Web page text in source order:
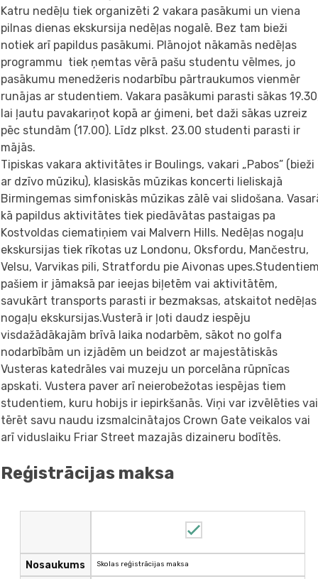
Katru nedēļu tiek organizēti 2 vakara pasākumi un viena
pilnas dienas ekskursija nedēļas nogalē. Bez tam bieži
notiek arī papildus pasākumi. Plānojot nākamās nedēļas
programmu tiek ņemtas vērā pašu studentu vēlmes, jo
pasākumu menedžeris nodarbību pārtraukumos vienmēr
runājas ar studentiem. Vakara pasākumi parasti sākas
lai ļautu pavakariņot kopā ar ģimeni, bet daži sākas uzreiz
pēc stundām (17.00). Līdz plkst. 23.00 studenti parasti ir
mājās.
Tipiskas vakara aktivitātes ir Boulings, vakari „Pabos” (bieži
ar dzīvo mūziku), klasiskās mūzikas koncerti lieliskajā
Birmingemas simfoniskās mūzikas zālē vai slidošana.
kā papildus aktivitātes tiek piedāvātas pastaigas pa
Kostvoldas ciematiņiem vai Malvern Hills. Nedēļas nogaļu
ekskursijas tiek rīkotas uz Londonu, Oksfordu, Mančestru,
Velsu, Varvikas pili, Stratfordu pie Aivonas
pašiem ir jāmaksā par ieejas biļetēm vai aktivitātēm,
savukārt transports parasti ir bezmaksas, atskaitot nedēļas
nogaļu ekskursijas.Vusterā ir ļoti daudz iespēju
visdažādākajām brīvā laika nodarbēm, sākot no golfa
nodarbībām un izjādēm un beidzot ar majestātiskās
Vusteras katedrāles vai muzeju un porcelāna rūpnīcas
apskati. Vustera paver arī neierobežotas iespējas tiem
studentiem, kuru hobijs ir iepirkšanās. Viņi var izvēlēties vai
tērēt savu naudu izsmalcinātajos Crown Gate veikalos vai
arī viduslaiku Friar Street mazajās dizaineru bodītēs.
Reģistrācijas maksa
Nosaukums Skolas reģistrācijas maksa